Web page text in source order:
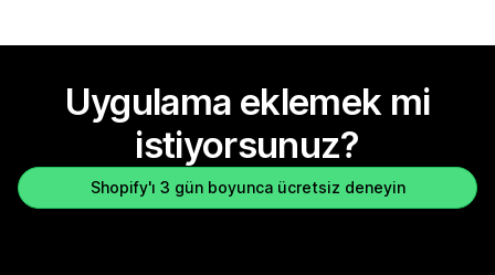
Uygulama eklemek mi
istiyorsunuz?
Shopify'ı 3 gün boyunca ücretsiz deneyin